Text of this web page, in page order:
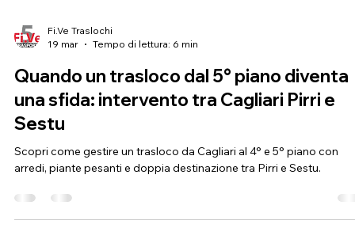
19 mar
Tempo di lettura: 6 min
Quando un trasloco dal 5° piano diventa
una sfida: intervento tra Cagliari Pirri e
Sestu
arredi, piante pesanti e doppia destinazione tra Pirri e Sestu.